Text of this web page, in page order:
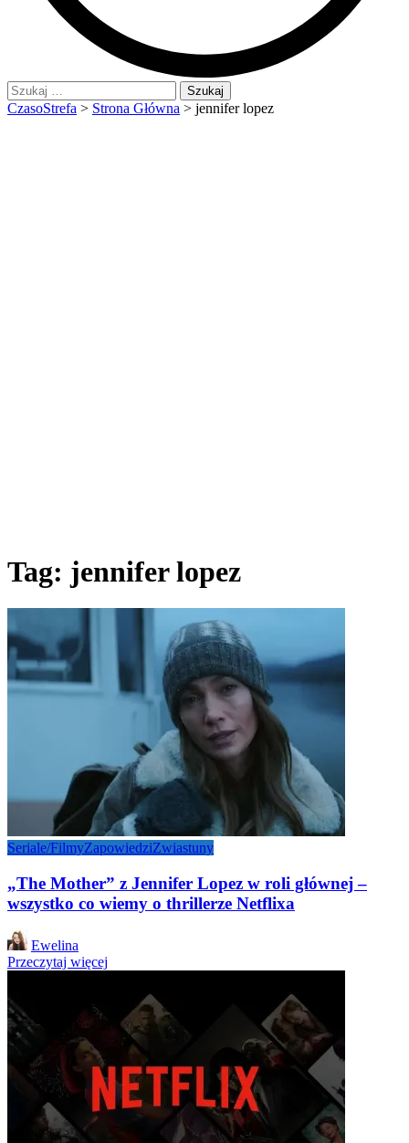
Szukaj:
CzasoStrefa > Strona Główna > jennifer lopez
Tag: jennifer lopez
Seriale/FilmyZapowiedziZwiastuny
„The Mother” z Jennifer Lopez w roli głównej –
wszystko co wiemy o thrillerze Netflixa
Posted
by
Ewelina
Przeczytaj więcej